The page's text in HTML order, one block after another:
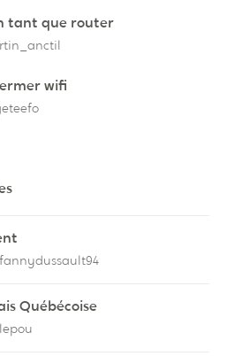
tant que router
wifi
fannydussault94
Québécoise
lepou